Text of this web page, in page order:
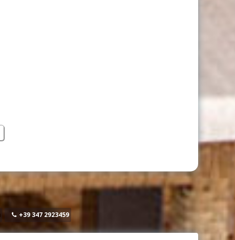
+39 347 2923459